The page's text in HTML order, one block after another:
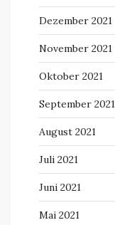
Dezember 2021
November 2021
Oktober 2021
September 2021
August 2021
Juli 2021
Juni 2021
Mai 2021